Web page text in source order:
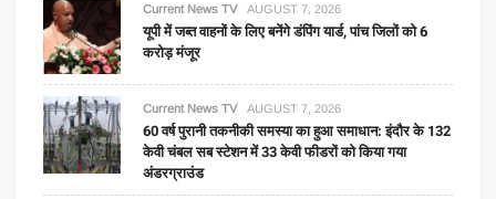
Current News TV AUGUST 7, 2026
यूपी में जब्त वाहनों के लिए बनेंगे डंपिंग यार्ड, पांच जिलों को 6
करोड़ मंजूर
Current News TV AUGUST 7, 2026
60 वर्ष पुरानी तकनीकी समस्या का हुआ समाधान: इंदौर के 132
केवी चंबल सब स्टेशन में 33 केवी फीडरों को किया गया
अंडरग्राउंड